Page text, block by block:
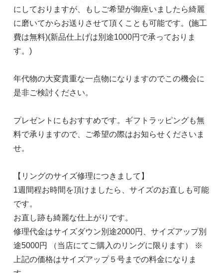
にしておりますが、もしご希望が御座いましたら綺麗
に磨いてからお送りさせて頂くことも可能です。(施工
費は無料)(新品仕上げは別途1000円で承っておりま
す。)
年代物の大変貴重な一点物になりますのでこの機会に
是非ご検討ください。
プレゼントにもおすすめです。ギフトラッピングも無
料で承りますので、ご希望の際はお知らせくださいま
せ。
【リングのサイズ修理につきまして】
1週間程お時間を頂けましたら、サイズのお直しも可能
です。
お直し跡も綺麗な仕上がりです。
修理代金はサイズダウン別途2000円、サイズアップ別
途5000円 （当店にてご購入のリングに限ります） ※
上記の価格はサイズアップ５号までの料金になりま